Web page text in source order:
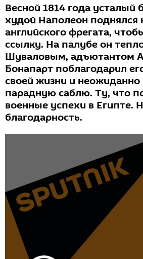
Весной 1814 года усталый
худой Наполеон поднялся
английского фрегата,
ссылку. На палубе он
Шуваловым, адъютантом
Бонапарт поблагодарил
своей жизни и
парадную саблю. Ту, что
военные успехи в Египте.
благодарность.